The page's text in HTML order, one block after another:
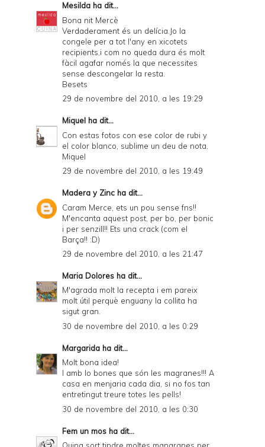
Mesilda ha dit...
Bona nit Mercè
Verdaderament és un delícia.Jo la
congele per a tot l'any en xicotets
recipients,i com no queda dura és molt
fàcil agafar només la que necessites
sense descongelar la resta.
Besets
29 de novembre del 2010, a les 19:29
Miquel ha dit...
Con estas fotos con ese color de rubi y
el color blanco, sublime un deu de nota.
Miquel
29 de novembre del 2010, a les 19:49
Madera y Zinc ha dit...
Caram Merce, ets un pou sense fns!!
M'encanta aquest post, per bo, per bonic
i per senzill!! Ets una crack (com el
Barça!! :D)
29 de novembre del 2010, a les 21:47
Maria Dolores ha dit...
M'agrada molt la recepta i em pareix
molt útil perquè enguany la collita ha
sigut gran.
30 de novembre del 2010, a les 0:29
Margarida ha dit...
Molt bona idea!
I amb lo bones que són les magranes!!! A
casa en menjaria cada dia, si no fos tan
entretingut treure totes les pells!
30 de novembre del 2010, a les 0:30
Fem un mos ha dit...